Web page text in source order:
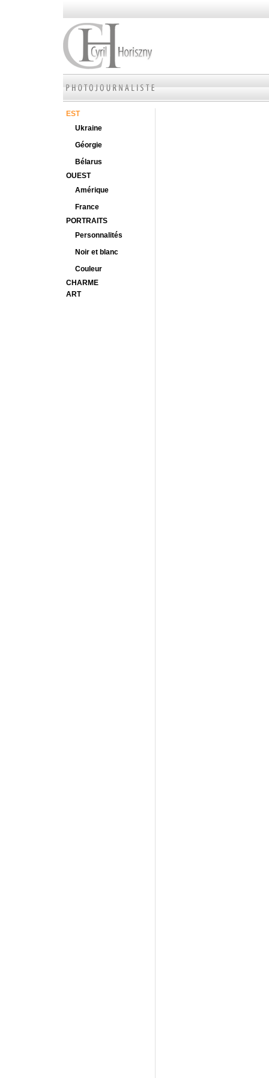
EST
Ukraine
Géorgie
Bélarus
OUEST
Amérique
France
PORTRAITS
Personnalités
Noir et blanc
Couleur
CHARME
ART